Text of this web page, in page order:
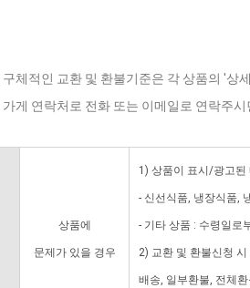
체적인 교환 및 환불기준은 각 상품의 '상
게 연락처로 전화 또는 이메일로 연락주
상품에
문제가 있을 경우
1) 상품이 표시/광고된
- 신선식품, 냉장식품,
- 기타 상품 : 수령일로
2) 교환 및 환불신청
배송, 일부환불, 전체